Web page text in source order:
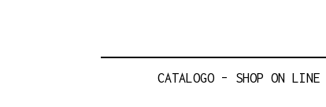
CATALOGO – SHOP ON LINE